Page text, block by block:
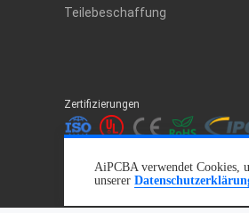
AiPCBA verwendet Cookies,
unserer
Teilebeschaffung
Zertifizierungen